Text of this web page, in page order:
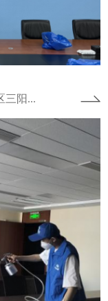
三阳...
中核...
气治理圆满
治理工作，
...